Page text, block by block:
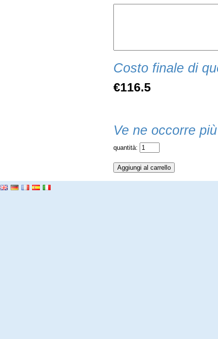
Costo finale di
€116.5
Ve ne occorre
quantità: